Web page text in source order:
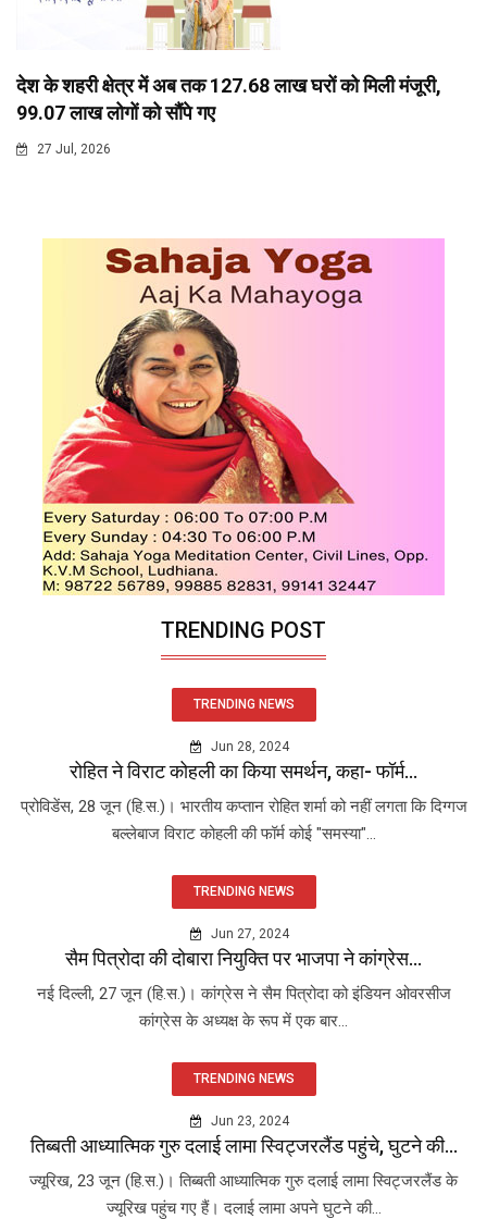
देश के शहरी क्षेत्र में अब तक 127.68 लाख घरों को मिली मंजूरी,
99.07 लाख लोगों को सौंपे गए
27 Jul, 2026
TRENDING POST
TRENDING NEWS
Jun 28, 2024
रोहित ने विराट कोहली का किया समर्थन, कहा- फॉर्म...
प्रोविडेंस, 28 जून (हि.स.)। भारतीय कप्तान रोहित शर्मा को नहीं लगता कि दिग्गज
बल्लेबाज विराट कोहली की फॉर्म कोई "समस्या"...
TRENDING NEWS
Jun 27, 2024
सैम पित्रोदा की दोबारा नियुक्ति पर भाजपा ने कांग्रेस...
नई दिल्ली, 27 जून (हि.स.)। कांग्रेस ने सैम पित्रोदा को इंडियन ओवरसीज
कांग्रेस के अध्यक्ष के रूप में एक बार...
TRENDING NEWS
Jun 23, 2024
तिब्बती आध्यात्मिक गुरु दलाई लामा स्विट्जरलैंड पहुंचे, घुटने की...
ज्यूरिख, 23 जून (हि.स.)। तिब्बती आध्यात्मिक गुरु दलाई लामा स्विट्जरलैंड के
ज्यूरिख पहुंच गए हैं। दलाई लामा अपने घुटने की...